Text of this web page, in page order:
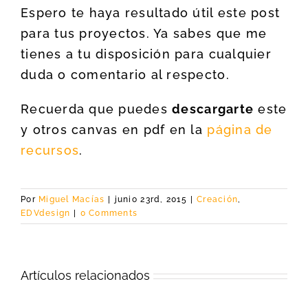
Espero te haya resultado útil este post
para tus proyectos. Ya sabes que me
tienes a tu disposición para cualquier
duda o comentario al respecto.
Recuerda que puedesdescargarte este
y otros canvas en pdf en la página de
recursos.
Por Miguel Macías junio 23rd, 2015 Creación,
EDVdesign
0 Comments
Artículos relacionados